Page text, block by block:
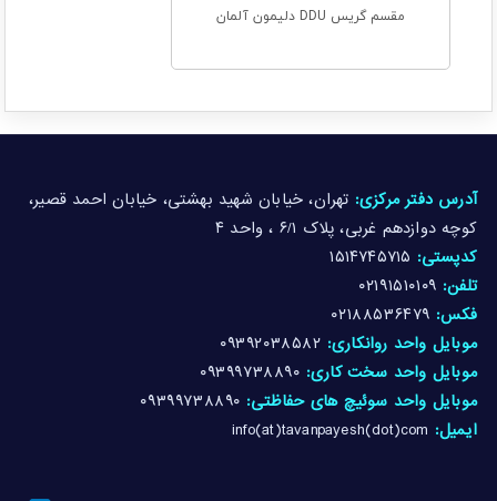
مقسم گریس DDU دلیمون آلمان
آدرس دفتر مرکزی: تهران، خیابان شهید بهشتی، خیابان احمد قصیر،
کوچه دوازدهم غربی، پلاک ۶/۱ ، واحد ۴
کدپستی: ۱۵۱۴۷۴۵۷۱۵
تلفن: ۰۲۱۹۱۵۱۰۱۰۹
فکس: ۰۲۱۸۸۵۳۶۴۷۹
موبایل واحد روانکاری: ۰۹۳۹۲۰۳۸۵۸۲
موبایل واحد سخت کاری: ۰۹۳۹۹۷۳۸۸۹۰
موبایل واحد سوئیچ های حفاظتی: ۰۹۳۹۹۷۳۸۸۹۰
ایمیل: info(at)tavanpayesh(dot)com